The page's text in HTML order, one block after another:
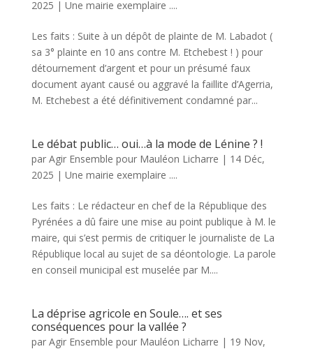
2025 | Une mairie exemplaire ....
Les faits : Suite à un dépôt de plainte de M. Labadot (
sa 3° plainte en 10 ans contre M. Etchebest ! ) pour
détournement d’argent et pour un présumé faux
document ayant causé ou aggravé la faillite d’Agerria,
M. Etchebest a été définitivement condamné par...
Le débat public… oui…à la mode de Lénine ? !
par Agir Ensemble pour Mauléon Licharre | 14 Déc,
2025 | Une mairie exemplaire ....
Les faits : Le rédacteur en chef de la République des
Pyrénées a dû faire une mise au point publique à M. le
maire, qui s’est permis de critiquer le journaliste de La
République local au sujet de sa déontologie. La parole
en conseil municipal est muselée par M....
La déprise agricole en Soule…. et ses
conséquences pour la vallée ?
par Agir Ensemble pour Mauléon Licharre | 19 Nov,